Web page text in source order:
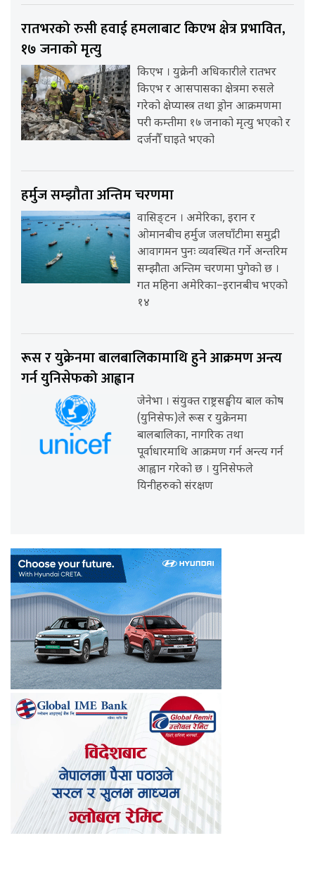
रातभरको रुसी हवाई हमलाबाट किएभ क्षेत्र प्रभावित,
१७ जनाको मृत्यु
किएभ । युक्रेनी अधिकारीले रातभर
किएभ र आसपासका क्षेत्रमा रुसले
गरेको क्षेप्यास्त्र तथा ड्रोन आक्रमणमा
परी कम्तीमा १७ जनाको मृत्यु भएको र
दर्जनौँ घाइते भएको
हर्मुज सम्झौता अन्तिम चरणमा
वासिङ्टन । अमेरिका, इरान र
ओमानबीच हर्मुज जलघाँटीमा समुद्री
आवागमन पुनः व्यवस्थित गर्ने अन्तरिम
सम्झौता अन्तिम चरणमा पुगेको छ ।
गत महिना अमेरिका–इरानबीच भएको
१४
रूस र युक्रेनमा बालबालिकामाथि हुने आक्रमण अन्त्य
गर्न युनिसेफको आह्वान
जेनेभा । संयुक्त राष्ट्रसङ्घीय बाल कोष
(युनिसेफ)ले रूस र युक्रेनमा
बालबालिका, नागरिक तथा
पूर्वाधारमाथि आक्रमण गर्न अन्त्य गर्न
आह्वान गरेको छ । युनिसेफले
यिनीहरुको संरक्षण